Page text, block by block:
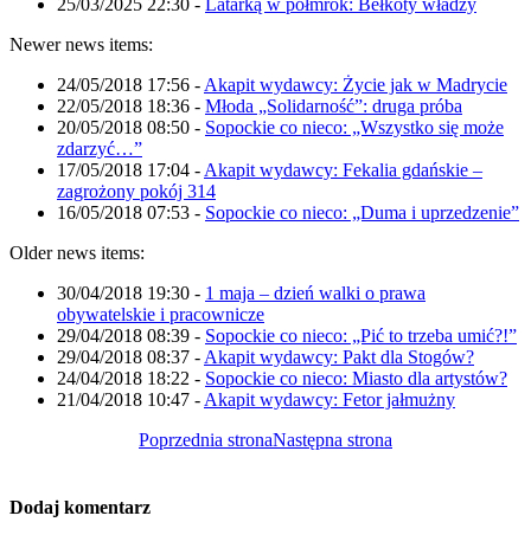
Newer news items:
24/05/2018 17:56 - Akapit wydawcy: Życie jak w Madrycie
22/05/2018 18:36 - Młoda „Solidarność”: druga próba
20/05/2018 08:50 - Sopockie co nieco: „Wszystko się może
zdarzyć…”
17/05/2018 17:04 - Akapit wydawcy: Fekalia gdańskie –
zagrożony pokój 314
16/05/2018 07:53 - Sopockie co nieco: „Duma i uprzedzenie”
Older news items:
30/04/2018 19:30 - 1 maja – dzień walki o prawa
obywatelskie i pracownicze
29/04/2018 08:39 - Sopockie co nieco: „Pić to trzeba umić?!”
29/04/2018 08:37 - Akapit wydawcy: Pakt dla Stogów?
24/04/2018 18:22 - Sopockie co nieco: Miasto dla artystów?
21/04/2018 10:47 - Akapit wydawcy: Fetor jałmużny
Poprzednia stronaNastępna strona
Dodaj komentarz